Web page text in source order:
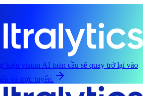
kiện vision AI toàn cầu sẽ quay trở lại vào
và trực tuyến.